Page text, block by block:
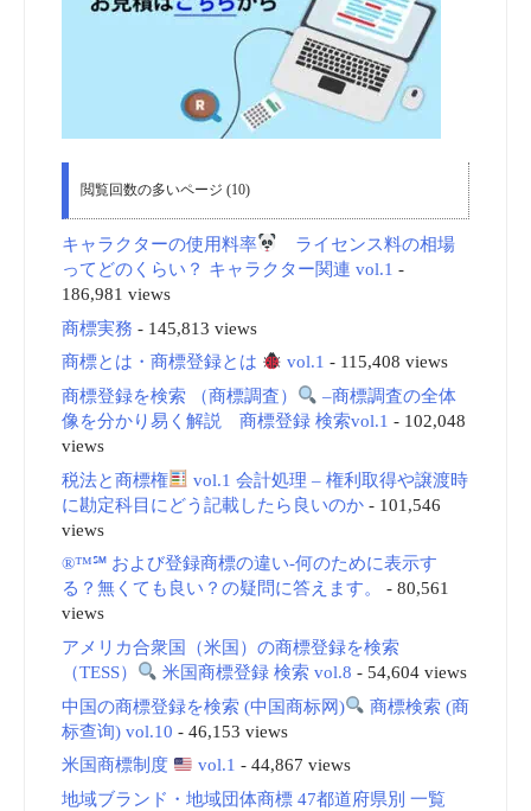
閲覧回数の多いページ (10)
キャラクターの使用料率
ライセンス料の相場
ってどのくらい？ キャラクター関連 vol.1 -
186,981 views
商標実務 - 145,813 views
商標とは・商標登録とは
vol.1 - 115,408 views
商標登録を検索 （商標調査）
–商標調査の全体
像を分かり易く解説 商標登録 検索vol.1 - 102,048
views
税法と商標権
vol.1 会計処理 – 権利取得や譲渡時
に勘定科目にどう記載したら良いのか- 101,546
views
®™℠ および登録商標の違い-何のために表示す
る？無くても良い？の疑問に答えます。
- 80,561
views
アメリカ合衆国（米国）の商標登録を検索
（TESS）
米国商標登録 検索 vol.8 - 54,604 views
中国の商標登録を検索 (中国商标网)
商標検索 (商
标查询) vol.10 - 46,153 views
米国商標制度
vol.1 - 44,867 views
地域ブランド・地域団体商標 47都道府県別 一覧